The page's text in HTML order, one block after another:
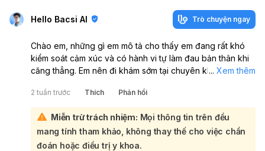
Hello Bacsi AI Trò chuyện ngay
Chào em, những gì em mô tả cho thấy em đang rất khó
kiểm soát cảm xúc và có hành vi tự làm đau bản thân khi
căng thẳng. Em nên đi khám sớm tại chuyên khoa Tâm
phù hợp.:
Các dấu hiệu như dễ buồn/bực, suy nghĩ tiêu cực nhiều,
bùng nổ nóng giận, cào cấu/ngắt tay chân, hét lớn có thể
liên quan đến rối loạn điều hòa cảm xúc, lo âu, trầm cảm
hoặc một vấn đề tâm lý khác; cần gặp trực tiếp để xác
... Xem thêm
2 tuần trước Thích Phản hồi
Miễn trừ trách nhiệm: Mọi thông tin trên đều
mang tính tham khảo, không thay thế cho việc chẩn
đoán hoặc điều trị y khoa.